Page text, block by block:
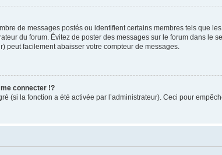
de messages postés ou identifient certains membres tels que
du forum. Évitez de poster des messages sur le forum dans le
peut facilement abaisser votre compteur de messages.
connecter !?
(si la fonction a été activée par l’administrateur). Ceci pour